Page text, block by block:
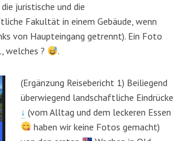
juristische und die
Fakultät in einem Gebäude, wenn
von Haupteingang getrennt). Ein Foto
welches ?
.
(Ergänzung Reisebericht 1) Beiliegend
überwiegend landschaftliche Eindrücke
↓ (vom Alltag und dem leckeren Essen
haben wir keine Fotos gemacht)